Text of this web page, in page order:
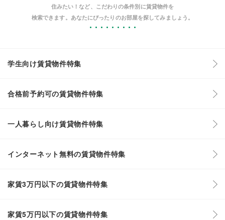
住みたい！など、こだわりの条件別に賃貸物件を
検索できます。あなたにぴったりのお部屋を探してみましょう。
学生向け賃貸物件特集
合格前予約可の賃貸物件特集
一人暮らし向け賃貸物件特集
インターネット無料の賃貸物件特集
家賃3万円以下の賃貸物件特集
家賃5万円以下の賃貸物件特集